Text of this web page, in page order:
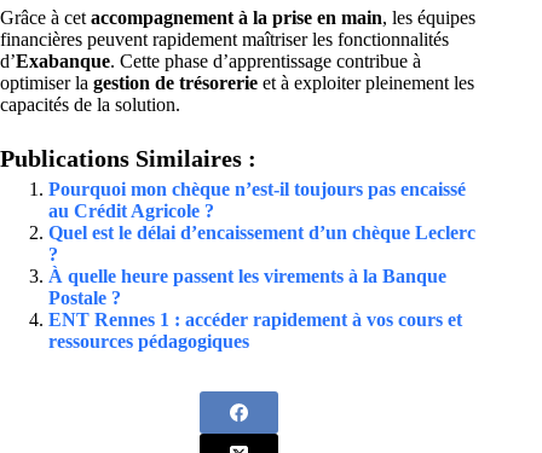
Grâce à cet accompagnement à la prise en main, les équipes
financières peuvent rapidement maîtriser les fonctionnalités
d’Exabanque. Cette phase d’apprentissage contribue à
optimiser la gestion de trésorerie et à exploiter pleinement les
capacités de la solution.
Publications Similaires :
Pourquoi mon chèque n’est-il toujours pas encaissé
au Crédit Agricole ?
Quel est le délai d’encaissement d’un chèque Leclerc
?
À quelle heure passent les virements à la Banque
Postale ?
ENT Rennes 1 : accéder rapidement à vos cours et
ressources pédagogiques